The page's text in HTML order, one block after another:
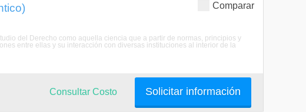
Comparar
del Derecho como aquella ciencia que a partir de normas, principios y
entre ellas y su interacción con diversas instituciones al interior de la
Solicitar información
Consultar Costo